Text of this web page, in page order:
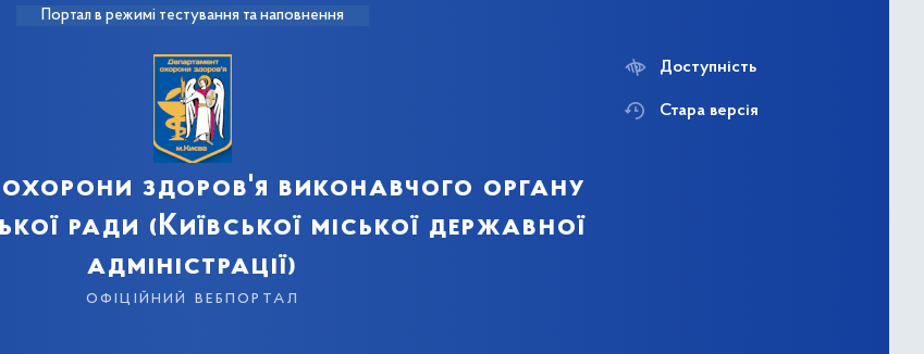
Портал в режимі тестування та наповнення
здоров'я виконавчого органу
ради (Київської міської державної
адміністрації)
офіційний вебпортал
Доступність
Стара версія